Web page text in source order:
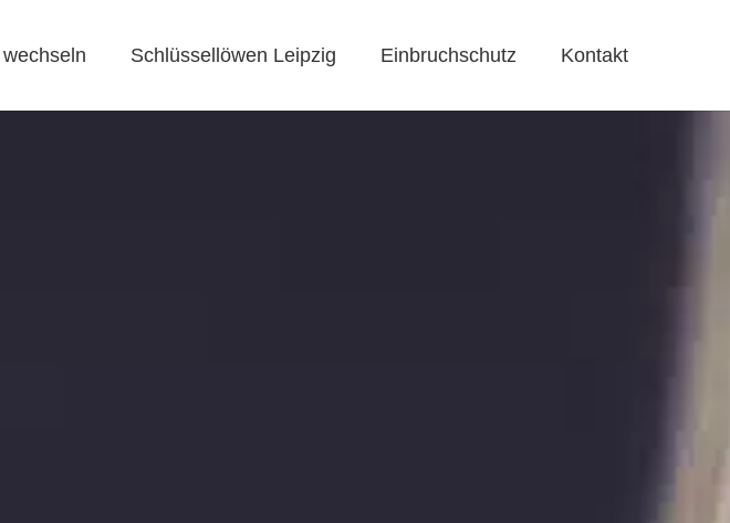
Schlüssellöwen Leipzig Einbruchschutz Kontakt